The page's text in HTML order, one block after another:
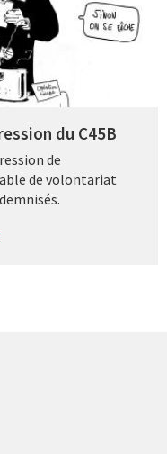
du C45B
de
de volontariat